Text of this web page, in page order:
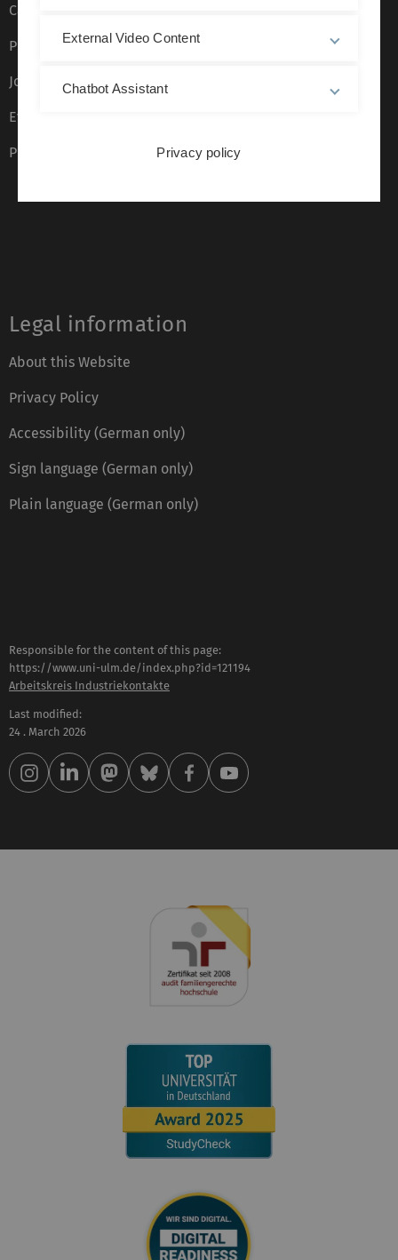
Campus maps
Press
Job opportunities
Event calendar
Phone directory
Legal information
About this Website
Privacy Policy
Accessibility (German only)
Sign language (German only)
Plain language (German only)
Responsible for the content of this page:
https://www.uni-ulm.de/index.php?id=121194
Arbeitskreis Industriekontakte
Last modified:
24 . March 2026
External Video Content
Chatbot Assistant
Privacy policy